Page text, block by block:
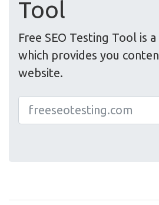
Tool
Free SEO Testing Tool is
which provides you
website.